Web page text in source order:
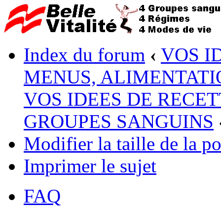
Index du forum ‹ VOS
MENUS,
VOS IDEES DE
GROUPES SANGUINS
Modifier la taille de la
Imprimer le sujet
FAQ